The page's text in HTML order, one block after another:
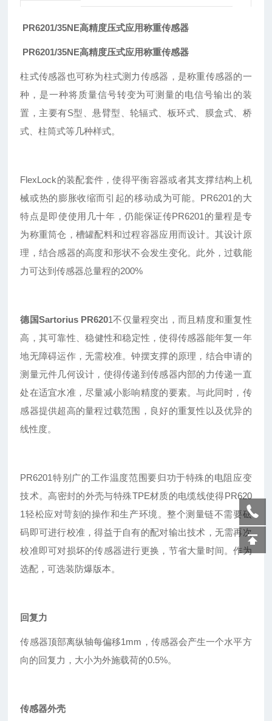
PR6201/35NE高精度压式应用称重传感器
PR6201/35NE高精度压式应用称重传感器
柱式传感器也可称为柱式测力传感器，是称重传感器的一
种，是一种将质量信号转变为可测量的电信号输出的装
置，主要有S型、悬臂型、轮辐式、板环式、膜盒式、桥
式、柱筒式等几种样式。
FlexLock的装配套件，使得平衡容器或者其支撑结构上机
械或热的膨胀收缩而引起的移动成为可能。PR6201的大
特点是即使使用几十年，仍能保证传PR6201的量程是专
为称重筒仓，槽罐配料和过程容器应用而设计。其设计原
理，结合感器的高度和形状不会发生变化。此外，过载能
力可达到传感器总量程的200%
德国SartoriusPR6201不仅量程突出 ， 而且精度和重复性
高 ， 其可靠性 、稳健性和稳定性，使得传感器能年复一年
地无障碍运作，无需校准。钟摆支撑的原理，结合申请的
测量元件几何设计，使得传递到传感器内部的力传递一直
处在适宜水准，尽量减小影响精度的要素。与此同时，传
感器提供超高的量程过载范围，良好的重复性以及优异的
线性度。
PR6201特别广的工作温度范围要归功于特殊的电阻应变
技术。高密封的外壳与特殊TPE材质的电缆线使得PR620
1轻松应对苛刻的操作和生产环境。整个测量链不需要砝
码即可进行校准，得益于自有的配对输出技术，无需再次
校准即可对损坏的传感器进行更换，节省大量时间。作为
选配，可选装防爆版本。
回复力
传感器顶部离纵轴每偏移1mm，传感器会产生一个水平方
向的回复力，大小为外施载荷的0.5%。
传感器外壳